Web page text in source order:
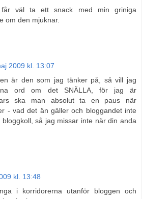
får väl ta ett snack med min griniga
om den mjuknar.
2009 kl. 13:07
är den som jag tänker på, så vill jag
ord om det SNÄLLA, för jag är
ska man absolut ta en paus när
- vad det än gäller och bloggandet inte
så jag missar inte när din anda
kl. 13:48
i korridorerna utanför bloggen och